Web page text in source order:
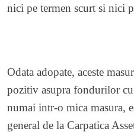
nici pe termen scurt si nici
Odata adopate, aceste
pozitiv asupra fondurilor
numai intr-o mica masura,
general de la Carpatica